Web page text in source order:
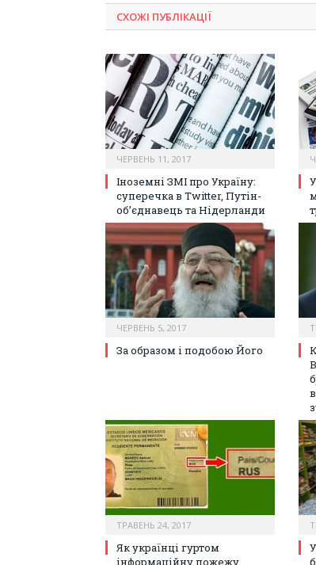
СХОЖІ ПУБЛІКАЦІЇ
ЧЕРВЕНЬ 11, 2017
Іноземні ЗМІ про Україну:
суперечка в Twitter, Путін-
об’єднавець та Нідерланди
ЧЕРВЕНЬ 5, 2017
За образом і подобою Його
ТРАВЕНЬ 24, 2017
Як українці гуртом
інформаційну пожежу